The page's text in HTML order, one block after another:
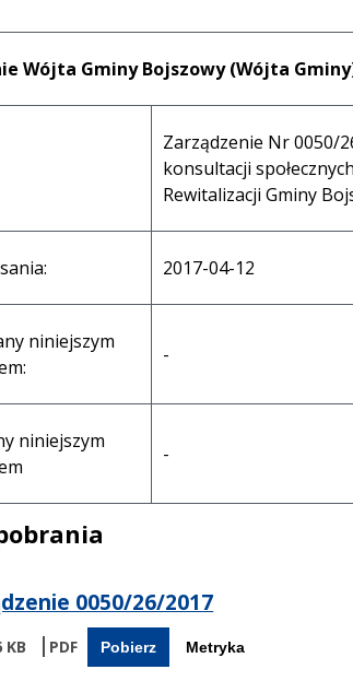
Wójta Gminy Bojszowy (Wójta
Zarządzenie Nr 0050/
konsultacji
Rewitalizacji Gminy
2017-04-12
niniejszym
-
niniejszym
-
0050/26/2017
KB Pobierz Metryka